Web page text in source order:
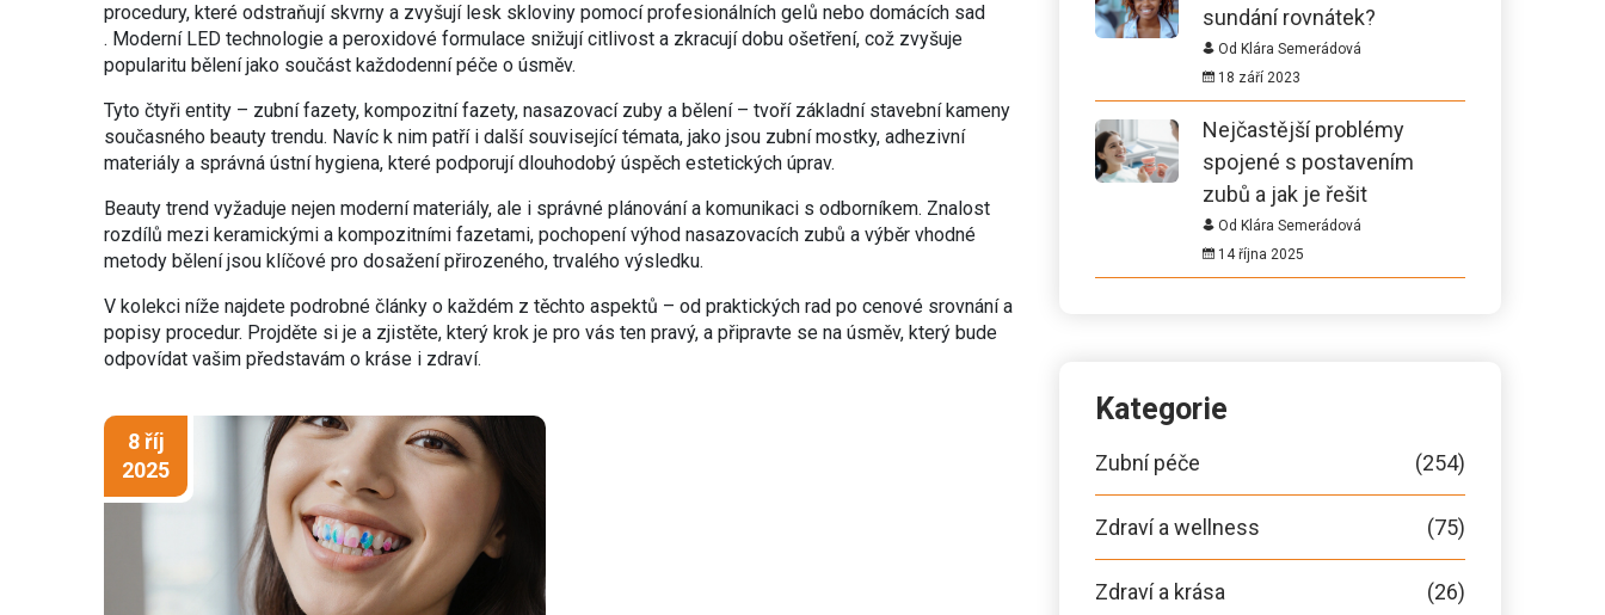
procedury, které odstraňují skvrny a zvyšují lesk skloviny pomocí profesionálních gelů nebo domácích sad
. Moderní LED technologie a peroxidové formulace snižují citlivost a zkracují dobu ošetření, což zvyšuje
popularitu bělení jako součást každodenní péče o úsměv.
Tyto čtyři entity – zubní fazety, kompozitní fazety, nasazovací zuby a bělení – tvoří základní stavební kameny
současného beauty trendu. Navíc k nim patří i další související témata, jako jsou zubní mostky, adhezivní
materiály a správná ústní hygiena, které podporují dlouhodobý úspěch estetických úprav.
Beauty trend vyžaduje nejen moderní materiály, ale i správné plánování a komunikaci s odborníkem. Znalost
rozdílů mezi keramickými a kompozitními fazetami, pochopení výhod nasazovacích zubů a výběr vhodné
metody bělení jsou klíčové pro dosažení přirozeného, trvalého výsledku.
V kolekci níže najdete podrobné články o každém z těchto aspektů – od praktických rad po cenové srovnání a
popisy procedur. Projděte si je a zjistěte, který krok je pro vás ten pravý, a připravte se na úsměv, který bude
odpovídat vašim představám o kráse i zdraví.
8 říj
2025
sundání rovnátek?
Od Klára Semerádová
18 září 2023
Nejčastější problémy
spojené s postavením
zubů a jak je řešit
Od Klára Semerádová
14 října 2025
Kategorie
Zubní péče (254)
Zdraví a wellness (75)
Zdraví a krása (26)